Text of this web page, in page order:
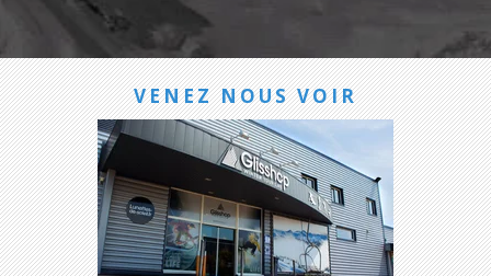
VENEZ NOUS VOIR